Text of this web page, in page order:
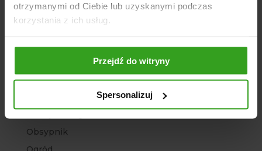
otrzymanymi od Ciebie lub uzyskanymi podczas
korzystania z ich usług.
Przejdź do witryny
Spersonalizuj
Chwastowniki
Głębosze
Kopaczki ciągnikowe
Ładowacze
Maszyny rolnicze
Obsypnik